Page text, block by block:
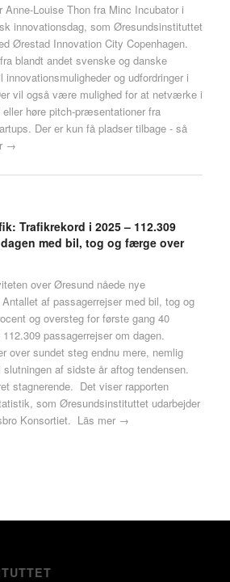
Anne-Louise Thon fra Minc Incubator i
innovationsdag, som Øresundsinstituttet
Ørestad Innovation City Copenhagen.
blandt andet svenske og danske
og udfordringer i
vil også være mulighed for at netværke i
høre pitch-præsentationer fra
Der er kun få pladser tilbage - så
→
Trafikrekord i 2025 – 112.309
med bil, tog og færge over
over Øresund nåede nye
af passagerrejser med bil, tog og
og oversteg for første gang 40
passagerrejser om dagen.
over sundet steg endnu mere, nemlig
af sidste år aftog tendensen.
stagnerende. Det viser rapporten
som Øresundsinstituttet udarbejder
Konsortiet. Läs mer →